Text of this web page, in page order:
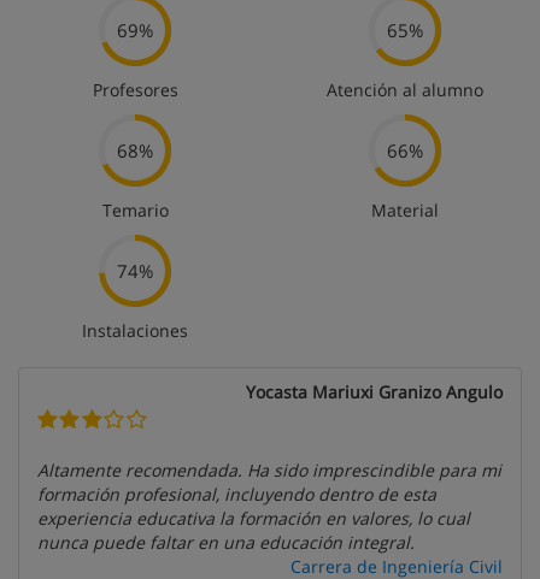
69%
Profesores
65%
Atención al alumno
68%
Temario
66%
Material
74%
Instalaciones
Yocasta Mariuxi Granizo Angulo
Altamente recomendada. Ha sido imprescindible para mi
formación profesional, incluyendo dentro de esta
experiencia educativa la formación en valores, lo cual
nunca puede faltar en una educación integral.
Carrera de Ingeniería Civil